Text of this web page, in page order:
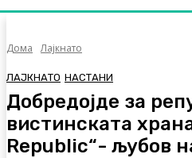
Дома Лајкнато
ЛАЈКНАТО НАСТАНИ
Добредојде за
вистинската
Republic“- љубов